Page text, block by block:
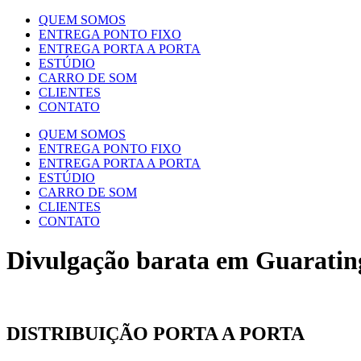
QUEM SOMOS
ENTREGA PONTO FIXO
ENTREGA PORTA A PORTA
ESTÚDIO
CARRO DE SOM
CLIENTES
CONTATO
QUEM SOMOS
ENTREGA PONTO FIXO
ENTREGA PORTA A PORTA
ESTÚDIO
CARRO DE SOM
CLIENTES
CONTATO
Divulgação barata em
DISTRIBUIÇÃO PORTA A PORTA